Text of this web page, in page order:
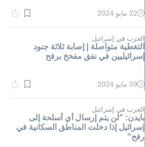
وقت
دقيقة.
22 مايو 2024
الحرب في إسرائيل
التغطية متواصلة | إصابة ثلاثة جنود
إسرائيليين في نفق مفخخ برفح
وقت
دقيقة.
09 مايو 2024
الحرب في إسرائيل
بايدن: "لن يتم إرسال أي أسلحة إلى
إسرائيل إذا دخلت المناطق السكانية في
رفح"